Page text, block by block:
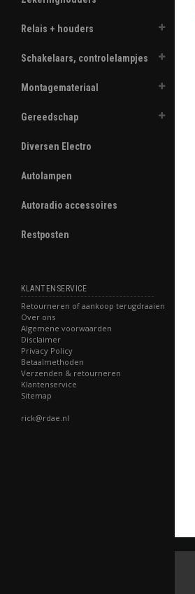
Relais + houders
Schakelaars, controlelampjes
Montagemateriaal
Gereedschap
Diversen Electro
Autolampen
Autoradio accessoires
Restposten
KLANTENSERVICE
Retourneren of aankoop terugdraaien
Over ons
Algemene voorwaarden
Disclaimer
Privacy Policy
Betaalmethoden
Verzenden & retourneren
Klantenservice
Sitemap
rick@rdae.nl